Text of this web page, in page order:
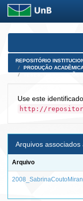
Skip
REPOSITÓRIO
PRODUÇÃO
Use este
http://
Arquivos associados
Arquivo